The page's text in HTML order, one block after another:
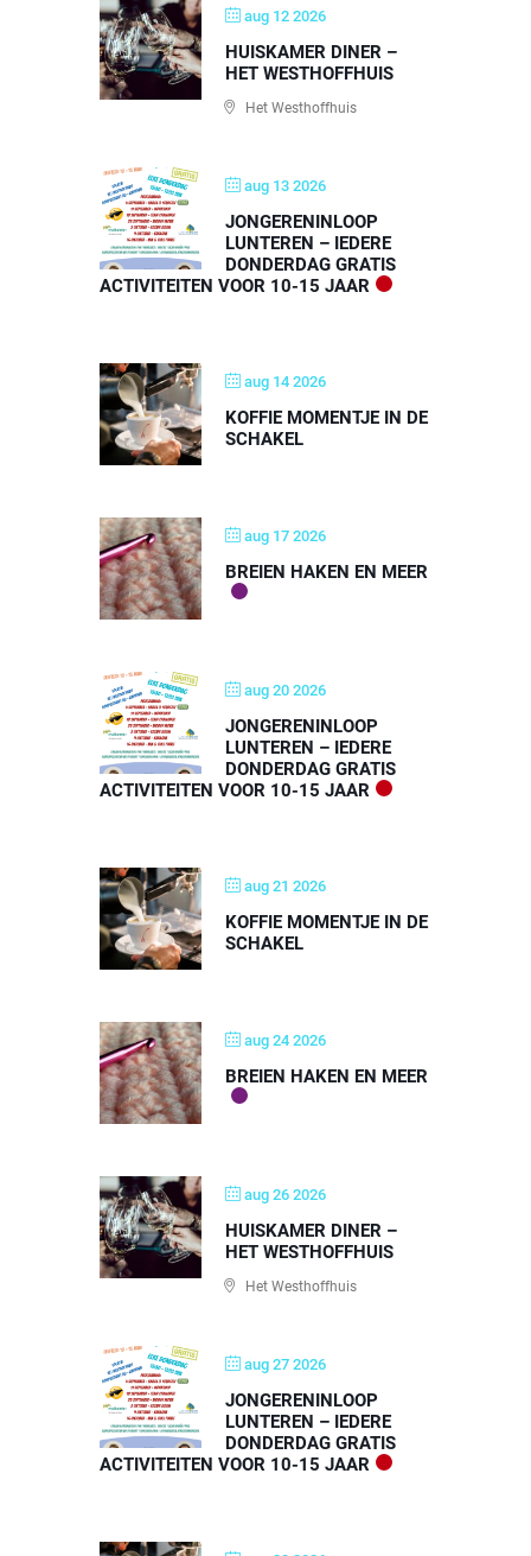
aug 12 2026
HUISKAMER DINER –
HET WESTHOFFHUIS
Het Westhoffhuis
aug 13 2026
JONGERENINLOOP
LUNTEREN – IEDERE
DONDERDAG GRATIS
ACTIVITEITEN VOOR 10-15 JAAR
aug 14 2026
KOFFIE MOMENTJE IN DE
SCHAKEL
aug 17 2026
BREIEN HAKEN EN MEER
aug 20 2026
JONGERENINLOOP
LUNTEREN – IEDERE
DONDERDAG GRATIS
ACTIVITEITEN VOOR 10-15 JAAR
aug 21 2026
KOFFIE MOMENTJE IN DE
SCHAKEL
aug 24 2026
BREIEN HAKEN EN MEER
aug 26 2026
HUISKAMER DINER –
HET WESTHOFFHUIS
Het Westhoffhuis
aug 27 2026
JONGERENINLOOP
LUNTEREN – IEDERE
DONDERDAG GRATIS
ACTIVITEITEN VOOR 10-15 JAAR